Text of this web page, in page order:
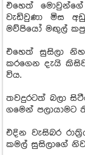
එහෙත්
වැඩිවුණා මිස
මව්පියෝ මඟු‍ල්
එහෙත් සුසිලා
කරගෙන දැයි
විය.
තවදුරටත් බලා
ගමෙන්
එදින වැසිබර
කමල් සුසිලාගේ